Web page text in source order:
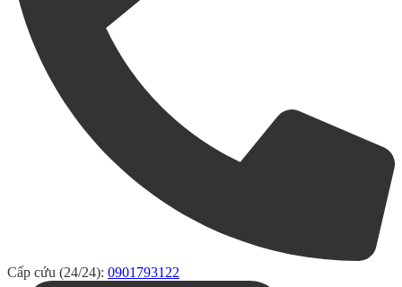
Cấp cứu (24/24): 0901793122